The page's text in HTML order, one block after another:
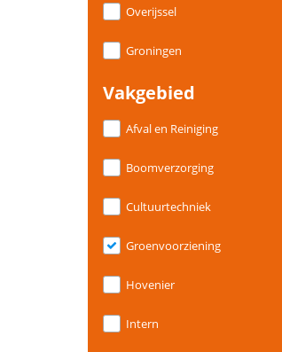
Overijssel
Groningen
Vakgebied
Afval en Reiniging
Boomverzorging
Cultuurtechniek
Groenvoorziening
Hovenier
Intern